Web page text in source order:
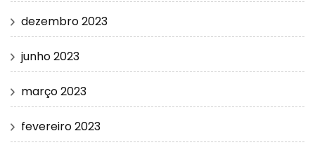
dezembro 2023
junho 2023
março 2023
fevereiro 2023